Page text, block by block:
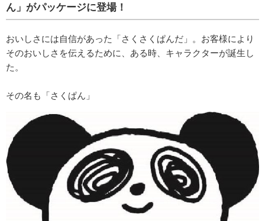
ん」がパッケージに登場！
おいしさには自信があった「さくさくぱんだ」。お客様により
そのおいしさを伝えるために、ある時、キャラクターが誕生し
た。
その名も「さくぱん」